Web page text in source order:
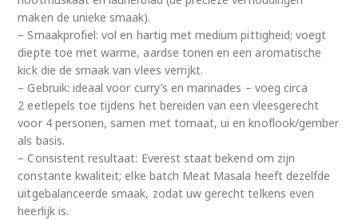
maken de unieke smaak).
– Smaakprofiel: vol en hartig met medium pittigheid; voegt
diepte toe met warme, aardse tonen en een aromatische
kick die de smaak van vlees verrijkt.
– Gebruik: ideaal voor curry’s en marinades – voeg circa
2 eetlepels toe tijdens het bereiden van een vleesgerecht
voor 4 personen, samen met tomaat, ui en knoflook/gember
als basis.
– Consistent resultaat: Everest staat bekend om zijn
constante kwaliteit; elke batch Meat Masala heeft dezelfde
uitgebalanceerde smaak, zodat uw gerecht telkens even
heerlijk is.